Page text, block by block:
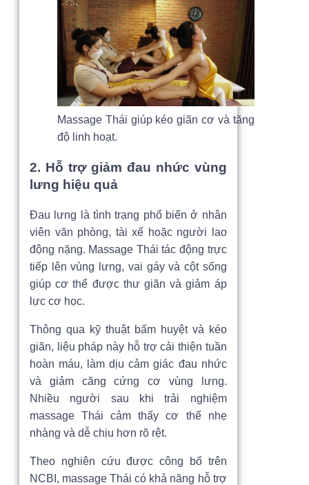
Massage Thái giúp kéo giãn cơ và tăng
độ linh hoạt.
2. Hỗ trợ giảm đau nhức vùng
lưng hiệu quả
Đau lưng là tình trạng phổ biến ở nhân
viên văn phòng, tài xế hoặc người lao
động nặng. Massage Thái tác động trực
tiếp lên vùng lưng, vai gáy và cột sống
giúp cơ thể được thư giãn và giảm áp
lực cơ học.
Thông qua kỹ thuật bấm huyệt và kéo
giãn, liệu pháp này hỗ trợ cải thiện tuần
hoàn máu, làm dịu cảm giác đau nhức
và giảm căng cứng cơ vùng lưng.
Nhiều người sau khi trải nghiệm
massage Thái cảm thấy cơ thể nhẹ
nhàng và dễ chịu hơn rõ rệt.
Theo nghiên cứu được công bố trên
NCBI, massage Thái có khả năng hỗ trợ